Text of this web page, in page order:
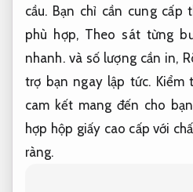
cầu. Bạn chỉ cần cung cấp
phù hợp, Theo sát từng
nhanh.và số lượng cần in,
trợ bạn ngay lập tức. Kiểm
cam kết mang đến cho
hợp hộp giấy cao cấp với
ràng.